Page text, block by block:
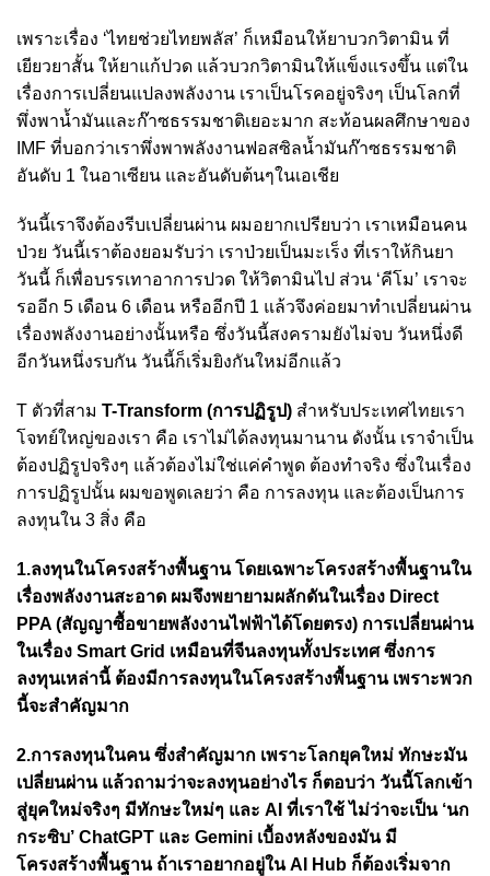
เพราะเรื่อง ‘ไทยช่วยไทยพลัส’ ก็เหมือนให้ยาบวกวิตามิน ที่
เยียวยาสั้น ให้ยาแก้ปวด แล้วบวกวิตามินให้แข็งแรงขึ้น แต่ใน
เรื่องการเปลี่ยนแปลงพลังงาน เราเป็นโรคอยู่จริงๆ เป็นโลกที่
พึ่งพาน้ำมันและก๊าซธรรมชาติเยอะมาก สะท้อนผลศึกษาของ
IMF ที่บอกว่าเราพึ่งพาพลังงานฟอสซิลน้ำมันก๊าซธรรมชาติ
อันดับ 1 ในอาเซียน และอันดับต้นๆในเอเชีย
วันนี้เราจึงต้องรีบเปลี่ยนผ่าน ผมอยากเปรียบว่า เราเหมือนคน
ป่วย วันนี้เราต้องยอมรับว่า เราป่วยเป็นมะเร็ง ที่เราให้กินยา
วันนี้ ก็เพื่อบรรเทาอาการปวด ให้วิตามินไป ส่วน ‘คีโม’ เราจะ
รออีก 5 เดือน 6 เดือน หรืออีกปี 1 แล้วจึงค่อยมาทำเปลี่ยนผ่าน
เรื่องพลังงานอย่างนั้นหรือ ซึ่งวันนี้สงครามยังไม่จบ วันหนึ่งดี
อีกวันหนึ่งรบกัน วันนี้ก็เริ่มยิงกันใหม่อีกแล้ว
T ตัวที่สาม T-Transform (การปฏิรูป) สำหรับประเทศไทยเรา
โจทย์ใหญ่ของเรา คือ เราไม่ได้ลงทุนมานาน ดังนั้น เราจำเป็น
ต้องปฏิรูปจริงๆ แล้วต้องไม่ใช่แค่คำพูด ต้องทำจริง ซึ่งในเรื่อง
การปฏิรูปนั้น ผมขอพูดเลยว่า คือ การลงทุน และต้องเป็นการ
ลงทุนใน 3 สิ่ง คือ
1.ลงทุนในโครงสร้างพื้นฐาน โดยเฉพาะโครงสร้างพื้นฐานใน
เรื่องพลังงานสะอาด ผมจึงพยายามผลักดันในเรื่อง Direct
PPA (สัญญาซื้อขายพลังงานไฟฟ้าได้โดยตรง) การเปลี่ยนผ่าน
ในเรื่อง Smart Grid เหมือนที่จีนลงทุนทั้งประเทศ ซึ่งการ
ลงทุนเหล่านี้ ต้องมีการลงทุนในโครงสร้างพื้นฐาน เพราะพวก
นี้จะสำคัญมาก
2.การลงทุนในคน ซึ่งสำคัญมาก เพราะโลกยุคใหม่ ทักษะมัน
เปลี่ยนผ่าน แล้วถามว่าจะลงทุนอย่างไร ก็ตอบว่า วันนี้โลกเข้า
สู่ยุคใหม่จริงๆ มีทักษะใหม่ๆ และ AI ที่เราใช้ ไม่ว่าจะเป็น ‘นก
กระซิบ’ ChatGPT และ Gemini เบื้องหลังของมัน มี
โครงสร้างพื้นฐาน ถ้าเราอยากอยู่ใน AI Hub ก็ต้องเริ่มจาก